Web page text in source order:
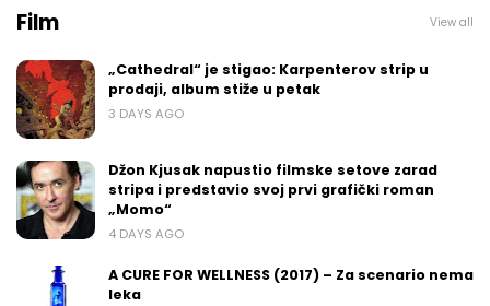
Film View all
„Cathedral“ je stigao: Karpenterov strip u
prodaji, album stiže u petak
3 DAYS AGO
Džon Kjusak napustio filmske setove zarad
stripa i predstavio svoj prvi grafički roman
„Momo“
4 DAYS AGO
A CURE FOR WELLNESS (2017) – Za scenario nema
leka